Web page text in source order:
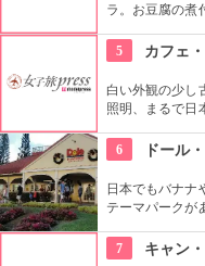
ラ。お豆腐の煮
飯に変更する
家にお邪魔して
5 カフェ
白い外観の少し
照明、まるで日
どれもほっとす
6 ドール
日本でもバナナ
テーマパークが
めるアトラク
7 キャン